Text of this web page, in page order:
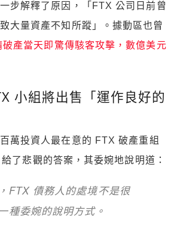
步解釋了原因，「FTX 公司日前曾
大量資產不知所蹤」。據動區也曾
產當天即驚傳駭客攻擊，數億美元
小組將出售「運作良好的
萬投資人最在意的 FTX 破產重組
了悲觀的答案，其委婉地說明道：
FTX 債務人的處境不是很
種委婉的說明方式。